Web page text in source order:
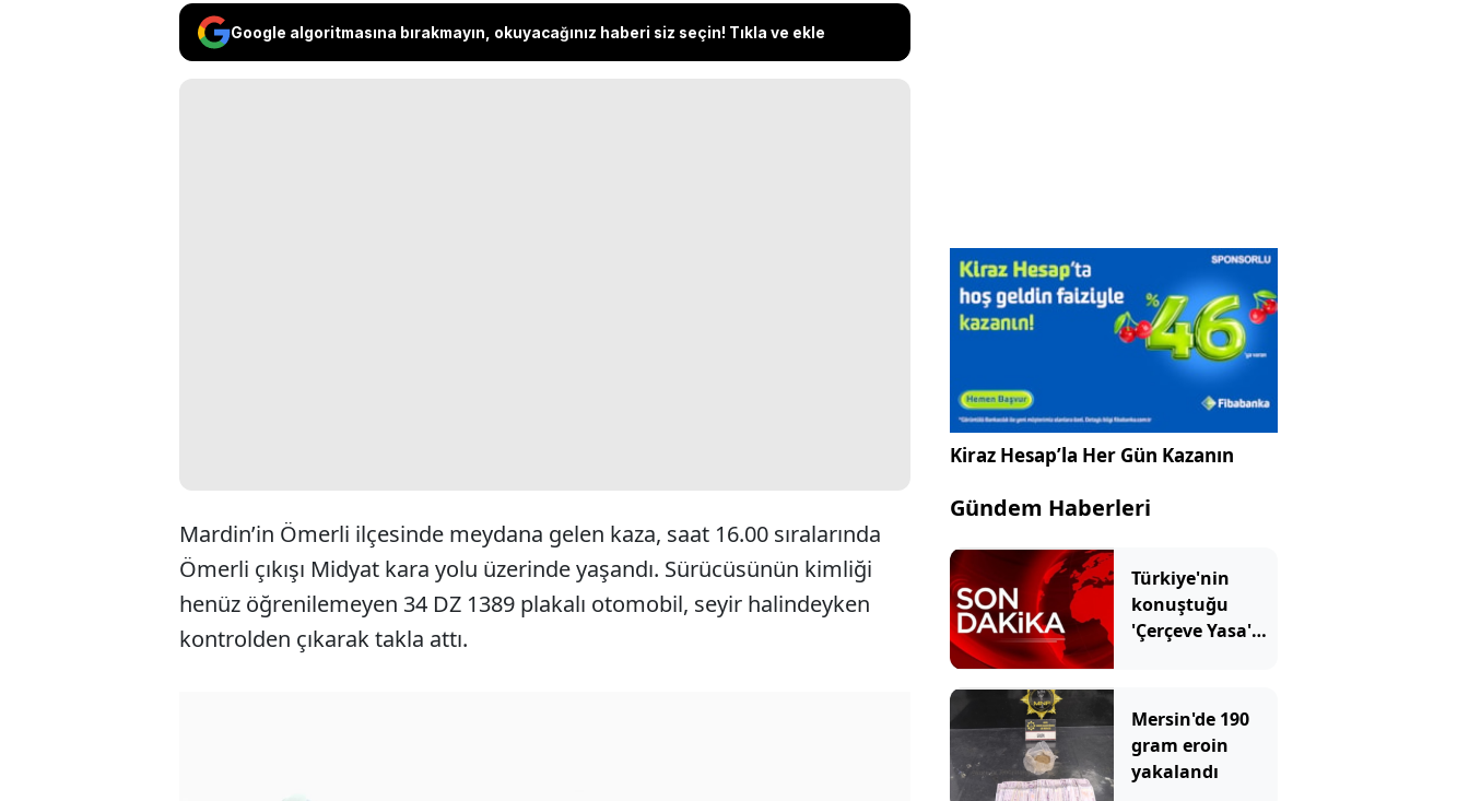
Google algoritmasına bırakmayın, okuyacağınız haberi siz seçin! Tıkla ve ekle
Mardin’in Ömerli ilçesinde meydana gelen kaza, saat 16.00 sıralarında
Ömerli çıkışı Midyat kara yolu üzerinde yaşandı. Sürücüsünün kimliği
henüz öğrenilemeyen 34 DZ 1389 plakalı otomobil, seyir halindeyken
kontrolden çıkarak takla attı.
Kiraz Hesap’la Her Gün Kazanın
Gündem Haberleri
Türkiye'nin
konuştuğu
'Çerçeve Yasa'
Mersin'de 190
gram eroin
yakalandı